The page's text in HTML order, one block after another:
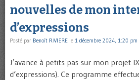
nouvelles de mon
d’expressions
Posté par Benoît RIVIERE le 1 décembre 2024, 1:20 pm
J’avance à petits pas sur mon projet
d’expressions). Ce programme